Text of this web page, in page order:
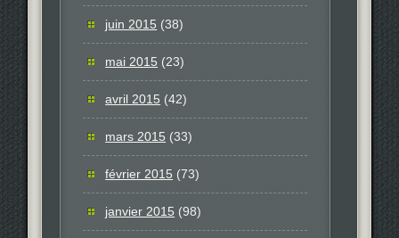
juin 2015 (38)
mai 2015 (23)
avril 2015 (42)
mars 2015 (33)
février 2015 (73)
janvier 2015 (98)